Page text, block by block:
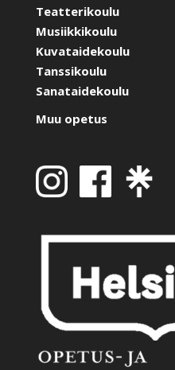
Teatterikoulu
Musiikkikoulu
Kuvataidekoulu
Tanssikoulu
Sanataidekoulu
Muu opetus